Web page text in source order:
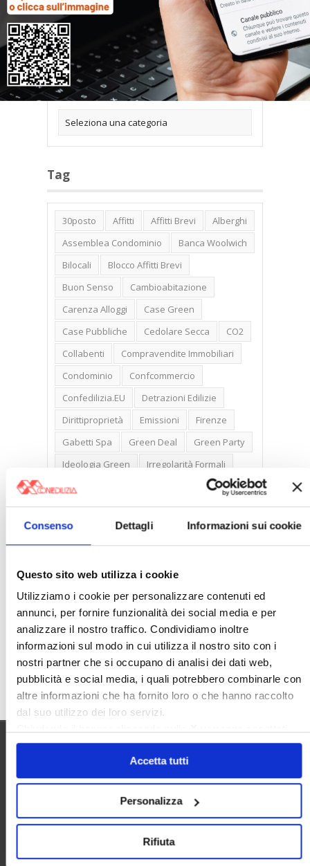
Consenso Dettagli Informazioni sui cookie
Questo sito web utilizza i cookie
Utilizziamo i cookie per personalizzare contenuti ed
annunci, per fornire funzionalità dei social media e per
analizzare il nostro traffico. Condividiamo inoltre
informazioni sul modo in cui utilizza il nostro sito con i
nostri partner che si occupano di analisi dei dati web,
pubblicità e social media, i quali potrebbero combinarle con
altre informazioni che ha fornito loro o che hanno raccolto
dal suo utilizzo dei loro servizi.
solo i cookie necessari.
Accetta tutti
Personalizza
Rifiuta
Categorie
Tag
30posto Affitti Affitti Brevi
Alberghi
Assemblea Condominio
Banca Woolwich
Bilocali
Blocco Affitti Brevi
Buon Senso
Cambioabitazione
Carenza Alloggi
Case Green
Case Pubbliche
Cedolare Secca
CO2
Collabenti
Compravendite Immobiliari
Condominio
Confcommercio
Confedilizia.EU
Detrazioni Edilizie
Dirittiproprietà
Emissioni
Firenze
Gabetti Spa
Green Deal
Green Party
Ideologia Green
Irregolarità Formali
Libero Mercato
New York
Nudaproprietà
Prezzi Case
Prima Casa
Proprietari Casa
Ruderi
Sicurezza
Sommerso
Sunia
Trasferimenti
Treviso
Valore Case
Cerca